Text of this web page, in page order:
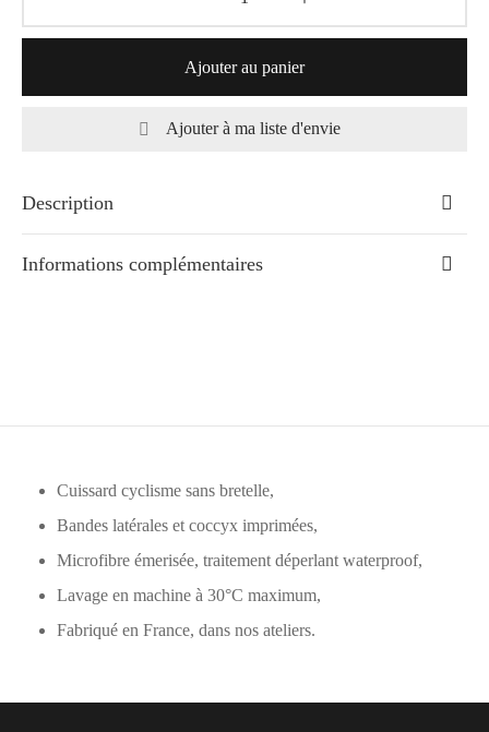
Ajouter au panier
Ajouter à ma liste d'envie
Description
Informations complémentaires
Cuissard cyclisme sans bretelle,
Bandes latérales et coccyx imprimées,
Microfibre émerisée, traitement déperlant waterproof,
Lavage en machine à 30°C maximum,
Fabriqué en France, dans nos ateliers.